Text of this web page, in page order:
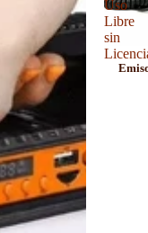
Uso
Libre
sin